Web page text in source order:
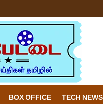
BOX OFFICE TECH NEWS